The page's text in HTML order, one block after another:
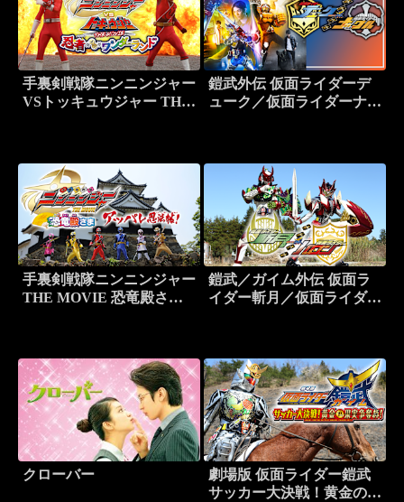
手裏剣戦隊ニンニンジャー
VSトッキュウジャー THE
鎧武外伝 仮面ライダーデ
ューク／仮面ライダーナッ
手裏剣戦隊ニンニンジャー
THE MOVIE 恐竜殿さま
鎧武／ガイム外伝 仮面ラ
イダー斬月／仮面ライダー
クローバー
劇場版 仮面ライダー鎧武
サッカー大決戦！黄金の果